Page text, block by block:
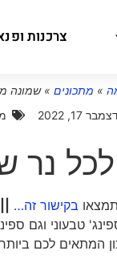
צרכנות
» מתכונים »שמונה
17, 2022
נר
בקישור זה…
טבעוני וגם
המתאים לכם ביותר